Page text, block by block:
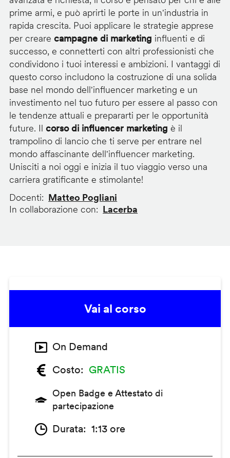
prime armi, e può aprirti le porte in un'industria in
rapida crescita. Puoi applicare le strategie apprese
per creare campagne di marketing influenti e di
successo, e connetterti con altri professionisti che
condividono i tuoi interessi e ambizioni. I vantaggi di
questo corso includono la costruzione di una solida
base nel mondo dell'influencer marketing e un
investimento nel tuo futuro per essere al passo con
le tendenze attuali e prepararti per le opportunità
future. Il corso di influencer marketing è il
trampolino di lancio che ti serve per entrare nel
mondo affascinante dell'influencer marketing.
Unisciti a noi oggi e inizia il tuo viaggio verso una
carriera gratificante e stimolante!
Docenti
Matteo Pogliani
In collaborazione con
Lacerba
Vai al corso
On Demand
Costo
GRATIS
Open Badge e Attestato di
partecipazione
Durata 1:13 ore